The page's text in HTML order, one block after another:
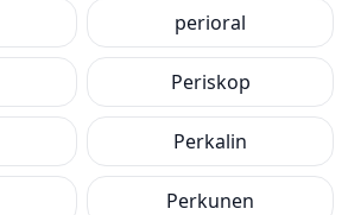
perioral
Periskop
Perkalin
Perkunen